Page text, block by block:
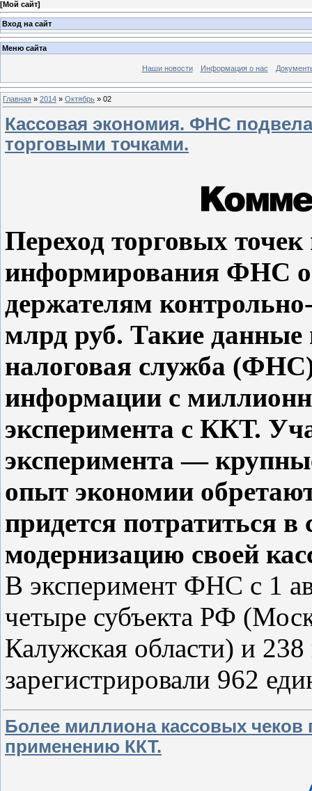
[Мой сайт]
Вход на сайт
Меню сайта
Наши новости Информация о нас
Главная » 2014 » Октябрь » 02
Кассовая экономия. ФНС
торговыми точками.
Переход торговых
информирования ФНС о
держателям
млрд руб. Такие
налоговая служба
информации с
эксперимента с ККТ.
эксперимента —
опыт экономии
придется потратиться
модернизацию своей
В эксперимент ФНС с 1
четыре субъекта РФ
Калужская области) и
зарегистрировали 962
Более миллиона кассовых чеков
применению ККТ.